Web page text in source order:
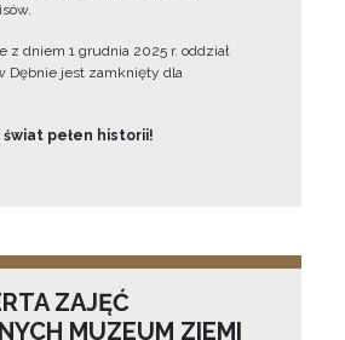
z dniem 1 grudnia 2025 r. oddział
Dębnie jest zamknięty dla
pełen historii!
ZAJĘĆ
MUZEUM ZIEMI